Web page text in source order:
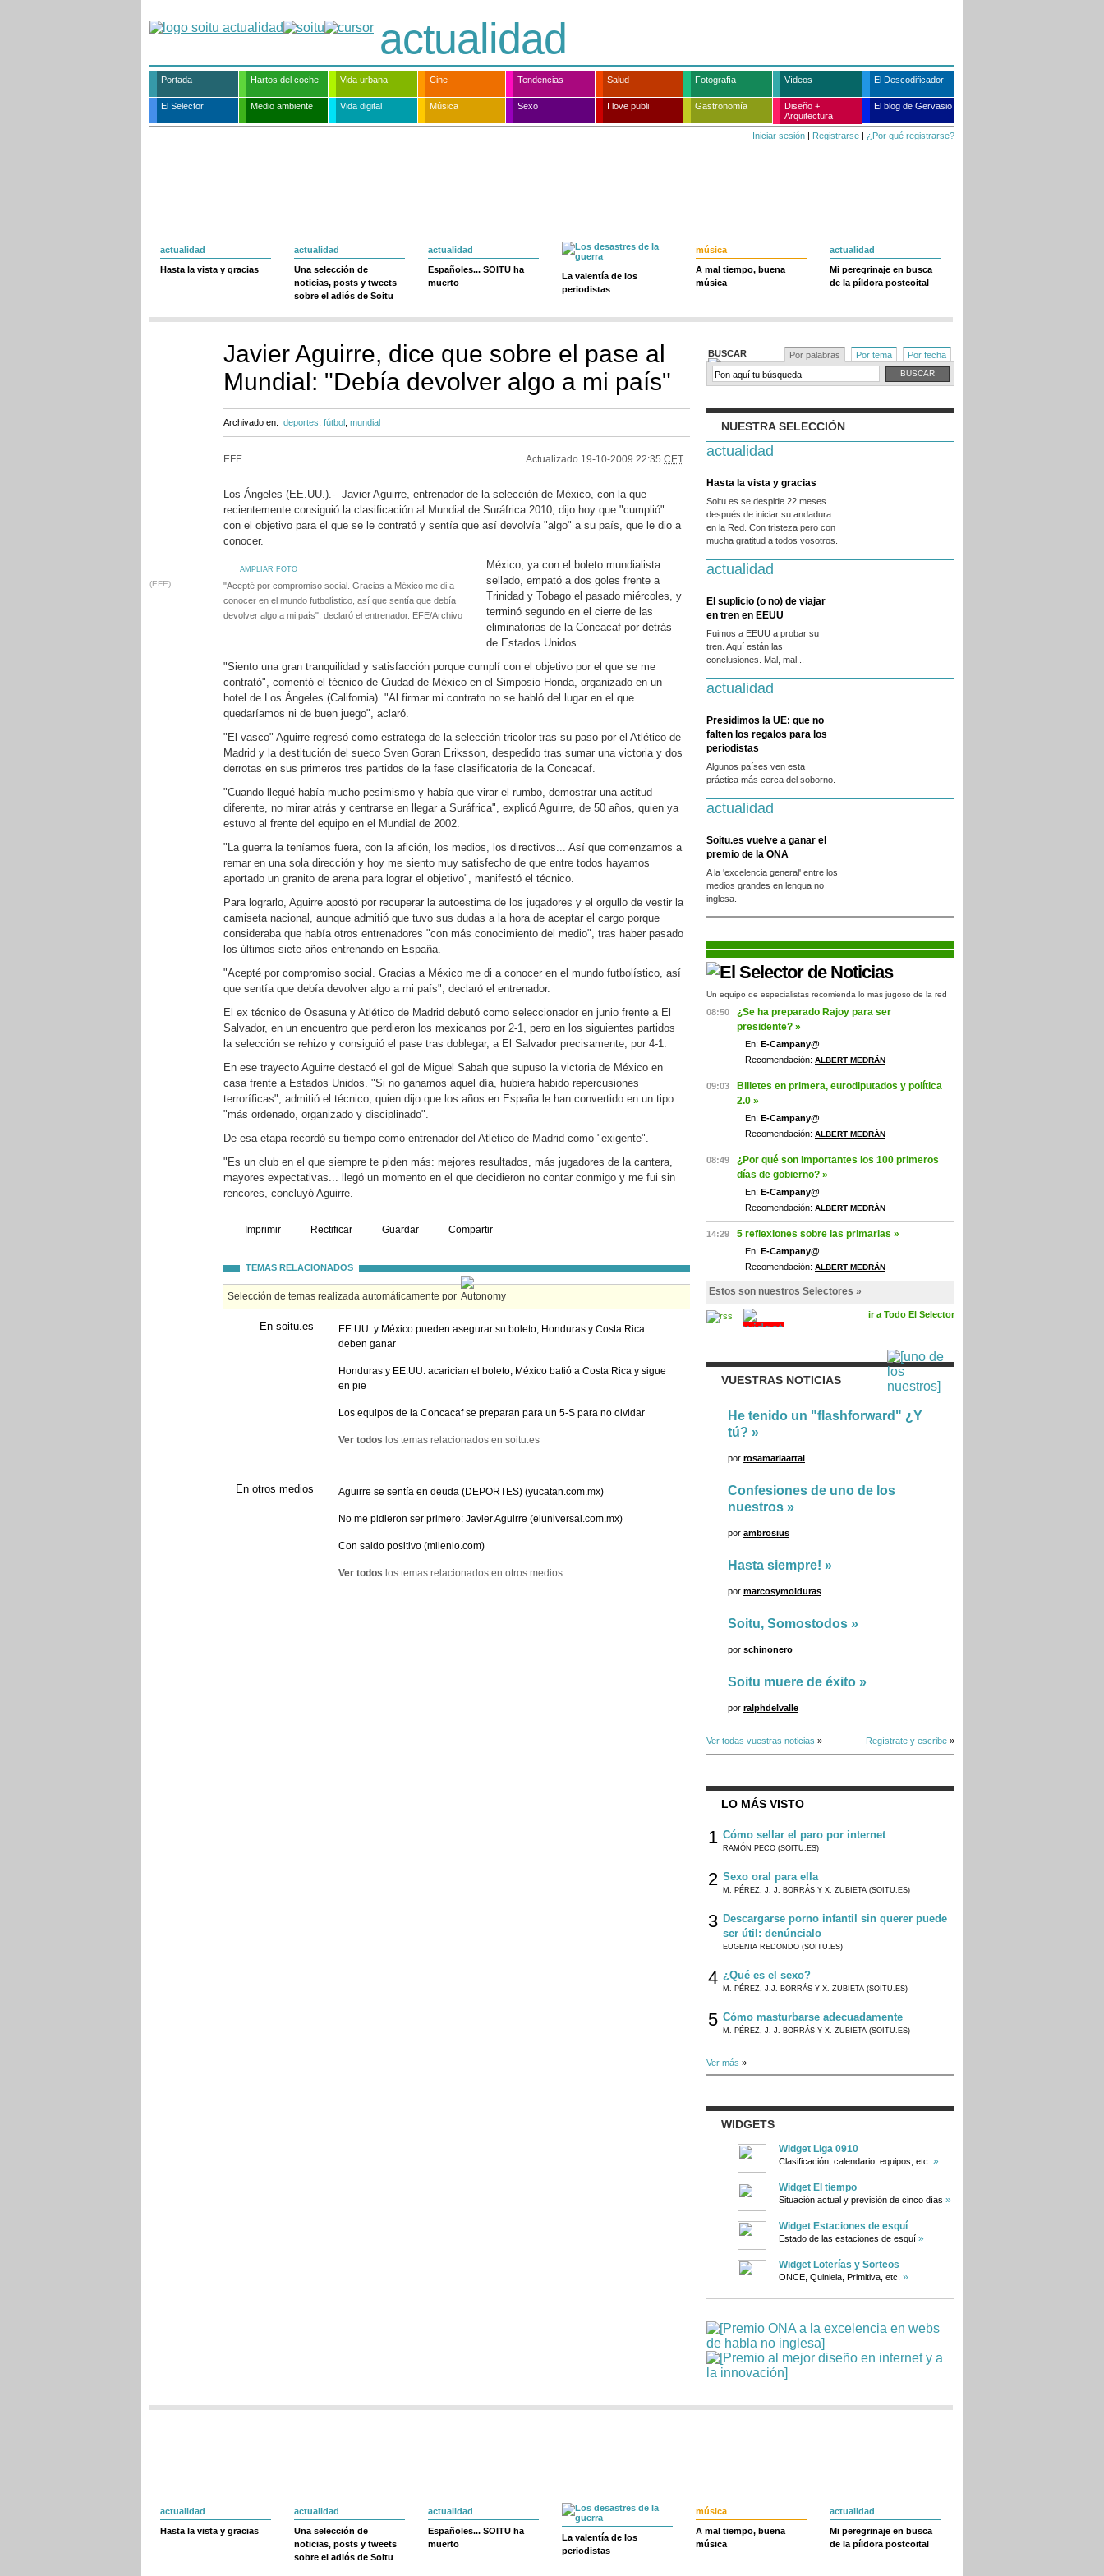
actualidad
Portada Hartos del coche Vida urbana Cine Tendencias Salud Fotografía Vídeos El Descodificador
El Selector Medio ambiente Vida digital Música Sexo I love publi Gastronomía
Diseño +
Arquitectura
El blog de Gervasio
Iniciar sesión | Registrarse | ¿Por qué registrarse?
actualidad
Hasta la vista y gracias
actualidad
Una selección de
noticias, posts y tweets
sobre el adiós de Soitu
actualidad
Españoles... SOITU ha
muerto
La valentía de los
periodistas
música
A mal tiempo, buena
música
actualidad
Mi peregrinaje en busca
de la píldora postcoital
Javier Aguirre, dice que sobre el pase al
Mundial: "Debía devolver algo a mi país"
Archivado en: deportes fútbol mundial
EFE Actualizado 19-10-2009 22:35 CET
Los Ángeles (EE.UU.).- Javier Aguirre, entrenador de la selección de México, con la que
recientemente consiguió la clasificación al Mundial de Suráfrica 2010, dijo hoy que "cumplió"
con el objetivo para el que se le contrató y sentía que así devolvía "algo" a su país, que le dio a
conocer.
AMPLIAR FOTO
(EFE)
"Acepté por compromiso social. Gracias a México me di a
conocer en el mundo futbolístico, así que sentía que debía
devolver algo a mi país", declaró el entrenador. EFE/Archivo
México, ya con el boleto mundialista
sellado, empató a dos goles frente a
Trinidad y Tobago el pasado miércoles, y
terminó segundo en el cierre de las
eliminatorias de la Concacaf por detrás
de Estados Unidos.
"Siento una gran tranquilidad y satisfacción porque cumplí con el objetivo por el que se me
contrató", comentó el técnico de Ciudad de México en el Simposio Honda, organizado en un
hotel de Los Ángeles (California). "Al firmar mi contrato no se habló del lugar en el que
quedaríamos ni de buen juego", aclaró.
"El vasco" Aguirre regresó como estratega de la selección tricolor tras su paso por el Atlético de
Madrid y la destitución del sueco Sven Goran Eriksson, despedido tras sumar una victoria y dos
derrotas en sus primeros tres partidos de la fase clasificatoria de la Concacaf.
"Cuando llegué había mucho pesimismo y había que virar el rumbo, demostrar una actitud
diferente, no mirar atrás y centrarse en llegar a Suráfrica", explicó Aguirre, de 50 años, quien ya
estuvo al frente del equipo en el Mundial de 2002.
"La guerra la teníamos fuera, con la afición, los medios, los directivos... Así que comenzamos a
remar en una sola dirección y hoy me siento muy satisfecho de que entre todos hayamos
aportado un granito de arena para lograr el objetivo", manifestó el técnico.
Para lograrlo, Aguirre apostó por recuperar la autoestima de los jugadores y el orgullo de vestir la
camiseta nacional, aunque admitió que tuvo sus dudas a la hora de aceptar el cargo porque
consideraba que había otros entrenadores "con más conocimiento del medio", tras haber pasado
los últimos siete años entrenando en España.
"Acepté por compromiso social. Gracias a México me di a conocer en el mundo futbolístico, así
que sentía que debía devolver algo a mi país", declaró el entrenador.
El ex técnico de Osasuna y Atlético de Madrid debutó como seleccionador en junio frente a El
Salvador, en un encuentro que perdieron los mexicanos por 2-1, pero en los siguientes partidos
la selección se rehizo y consiguió el pase tras doblegar, a El Salvador precisamente, por 4-1.
En ese trayecto Aguirre destacó el gol de Miguel Sabah que supuso la victoria de México en
casa frente a Estados Unidos. "Si no ganamos aquel día, hubiera habido repercusiones
terroríficas", admitió el técnico, quien dijo que los años en España le han convertido en un tipo
"más ordenado, organizado y disciplinado".
De esa etapa recordó su tiempo como entrenador del Atlético de Madrid como "exigente".
"Es un club en el que siempre te piden más: mejores resultados, más jugadores de la cantera,
mayores expectativas... llegó un momento en el que decidieron no contar conmigo y me fui sin
rencores, concluyó Aguirre.
Imprimir Rectificar Guardar Compartir
TEMAS RELACIONADOS
Selección de temas realizada automáticamente por
En soitu.es
EE.UU. y México pueden asegurar su boleto, Honduras y Costa Rica
deben ganar
Honduras y EE.UU. acarician el boleto, México batió a Costa Rica y sigue
en pie
Los equipos de la Concacaf se preparan para un 5-S para no olvidar
Ver todos los temas relacionados en soitu.es
En otros medios Aguirre se sentía en deuda (DEPORTES) (yucatan.com.mx)
No me pidieron ser primero: Javier Aguirre (eluniversal.com.mx)
Con saldo positivo (milenio.com)
Ver todos los temas relacionados en otros medios
BUSCAR Por palabras Por tema Por fecha
NUESTRA SELECCIÓN
actualidad
Hasta la vista y gracias
Soitu.es se despide 22 meses
después de iniciar su andadura
en la Red. Con tristeza pero con
mucha gratitud a todos vosotros.
actualidad
El suplicio (o no) de viajar
en tren en EEUU
Fuimos a EEUU a probar su
tren. Aquí están las
conclusiones. Mal, mal...
actualidad
Presidimos la UE: que no
falten los regalos para los
periodistas
Algunos países ven esta
práctica más cerca del soborno.
actualidad
Soitu.es vuelve a ganar el
premio de la ONA
A la 'excelencia general' entre los
medios grandes en lengua no
inglesa.
Un equipo de especialistas recomienda lo más jugoso de la red
08:50
¿Se ha preparado Rajoy para ser
presidente? »
En: E-Campany@
Recomendación: ALBERT MEDRÁN
09:03
Billetes en primera, eurodiputados y política
2.0 »
En: E-Campany@
Recomendación: ALBERT MEDRÁN
08:49
¿Por qué son importantes los 100 primeros
días de gobierno? »
En: E-Campany@
Recomendación: ALBERT MEDRÁN
14:29 5 reflexiones sobre las primarias »
En: E-Campany@
Recomendación: ALBERT MEDRÁN
Estos son nuestros Selectores »
ir a Todo El Selector
VUESTRAS NOTICIAS
He tenido un "flashforward" ¿Y
tú? »
por rosamariaartal
Confesiones de uno de los
nuestros »
por ambrosius
Hasta siempre! »
por marcosymolduras
Soitu, Somostodos »
por schinonero
Soitu muere de éxito »
por ralphdelvalle
Ver todas vuestras noticias » Regístrate y escribe »
LO MÁS VISTO
1 Cómo sellar el paro por internet
RAMÓN PECO (SOITU.ES)
2 Sexo oral para ella
M. PÉREZ, J. J. BORRÁS Y X. ZUBIETA (SOITU.ES)
3 Descargarse porno infantil sin querer puede
ser útil: denúncialo
EUGENIA REDONDO (SOITU.ES)
4 ¿Qué es el sexo?
M. PÉREZ, J.J. BORRÁS Y X. ZUBIETA (SOITU.ES)
5 Cómo masturbarse adecuadamente
M. PÉREZ, J. J. BORRÁS Y X. ZUBIETA (SOITU.ES)
Ver más »
WIDGETS
Widget Liga 0910
Clasificación, calendario, equipos, etc. »
Widget El tiempo
Situación actual y previsión de cinco días »
Widget Estaciones de esquí
Estado de las estaciones de esquí »
Widget Loterías y Sorteos
ONCE, Quiniela, Primitiva, etc. »
actualidad
Hasta la vista y gracias
actualidad
Una selección de
noticias, posts y tweets
sobre el adiós de Soitu
actualidad
Españoles... SOITU ha
muerto
La valentía de los
periodistas
música
A mal tiempo, buena
música
actualidad
Mi peregrinaje en busca
de la píldora postcoital